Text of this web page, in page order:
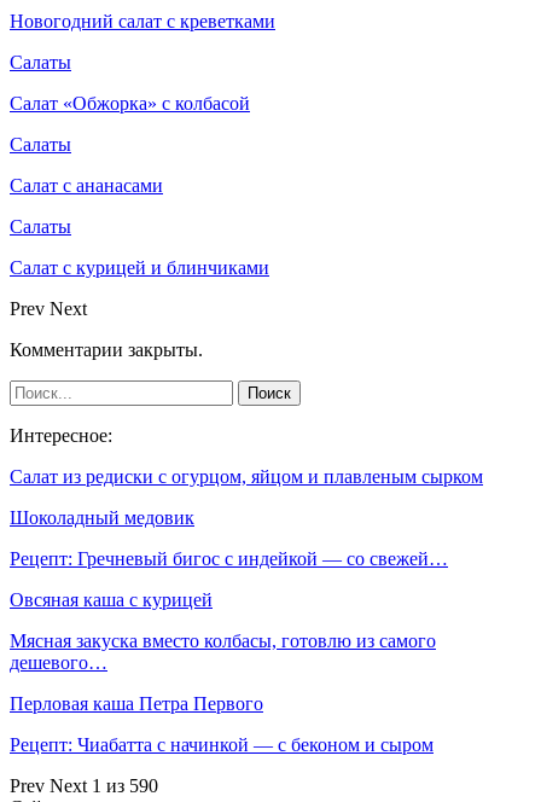
Новогодний салат с креветками
Салаты
Салат «Обжорка» с колбасой
Салаты
Салат с ананасами
Салаты
Салат с курицей и блинчиками
Prev Next
Комментарии закрыты.
Интересное:
Салат из редиски с огурцом, яйцом и плавленым сырком
Шоколадный медовик
Рецепт: Гречневый бигос с индейкой — со свежей…
Овсяная каша с курицей
Мясная закуска вместо колбасы, готовлю из самого
дешевого…
Перловая каша Петра Первого
Рецепт: Чиабатта с начинкой — с беконом и сыром
Prev Next 1 из 590